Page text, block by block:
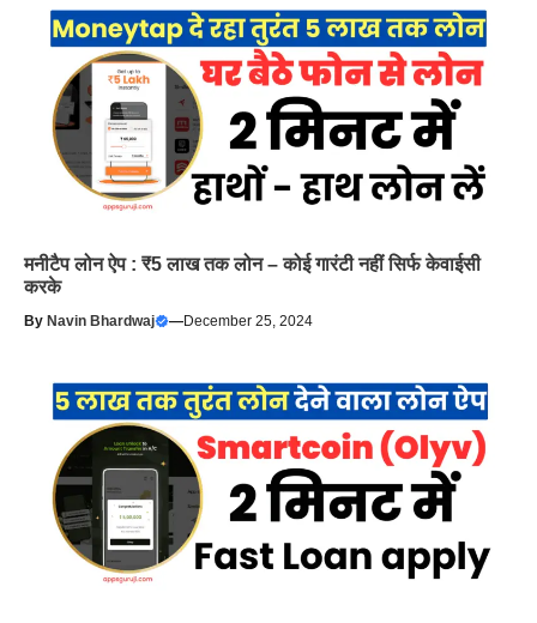
मनीटैप लोन ऐप : ₹5 लाख तक लोन – कोई गारंटी नहीं सिर्फ केवाईसी
करके
By Navin Bhardwaj —December 25, 2024